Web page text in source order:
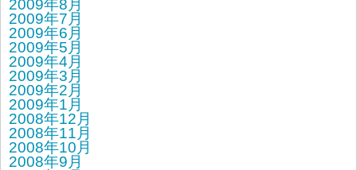
2009年8月
2009年7月
2009年6月
2009年5月
2009年4月
2009年3月
2009年2月
2009年1月
2008年12月
2008年11月
2008年10月
2008年9月